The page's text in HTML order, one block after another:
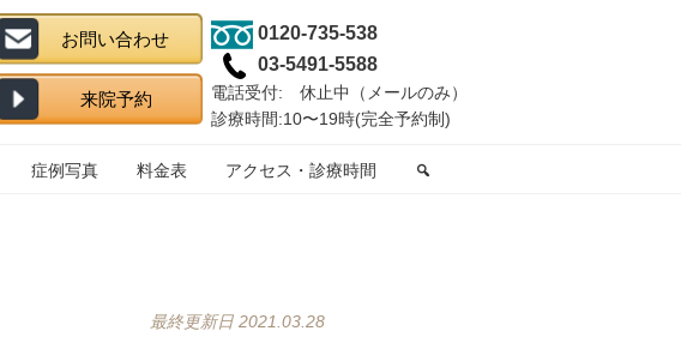
0120-735-538
03-5491-5588
電話受付: 休止中（メールのみ）
診療時間:10〜19時(完全予約制)
症例写真 料金表 アクセス・診療時間
最終更新日 2021.03.28